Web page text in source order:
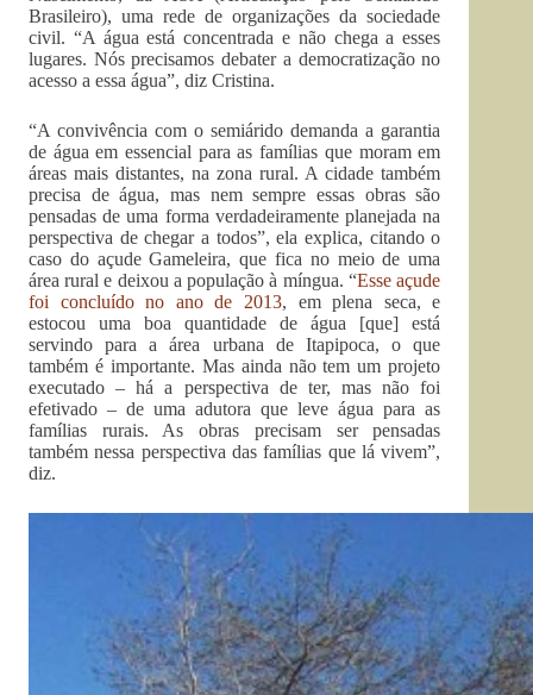
Brasileiro), uma rede de organizações da sociedade
civil. “A água está concentrada e não chega a esses
lugares. Nós precisamos debater a democratização no
acesso a essa água”, diz Cristina.
“A convivência com o semiárido demanda a garantia
de água em essencial para as famílias que moram em
áreas mais distantes, na zona rural. A cidade também
precisa de água, mas nem sempre essas obras são
pensadas de uma forma verdadeiramente planejada na
perspectiva de chegar a todos”, ela explica, citando o
caso do açude Gameleira, que fica no meio de uma
área rural e deixou a população à míngua. “Esse açude
foi concluído no ano de 2013, em plena seca, e
estocou uma boa quantidade de água [que] está
servindo para a área urbana de Itapipoca, o que
também é importante. Mas ainda não tem um projeto
executado – há a perspectiva de ter, mas não foi
efetivado – de uma adutora que leve água para as
famílias rurais. As obras precisam ser pensadas
também nessa perspectiva das famílias que lá vivem”,
diz.